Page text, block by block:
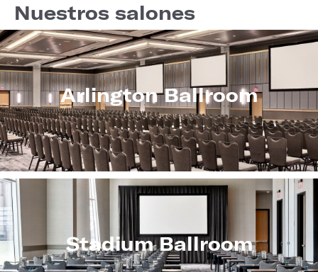
Nuestros salones
Arlington Ballroom
Stadium Ballroom